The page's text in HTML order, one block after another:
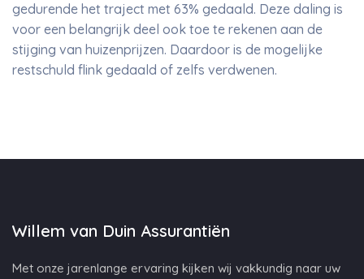
gedurende het traject met 63% gedaald. Deze daling is
voor een belangrijk deel ook toe te rekenen aan de
stijging van huizenprijzen. Daardoor is de mogelijke
restschuld flink gedaald of zelfs verdwenen.
Willem van Duin Assurantiën
Met onze jarenlange ervaring kijken wij vakkundig naar uw